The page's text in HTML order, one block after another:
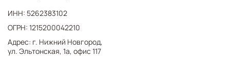
ИНН: 5262383102
ОГРН: 1215200042210
Адрес: г. Нижний Новгород,
ул. Эльтонская, 1а, офис 117